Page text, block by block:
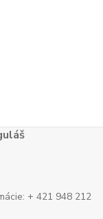
+ 421 948 212